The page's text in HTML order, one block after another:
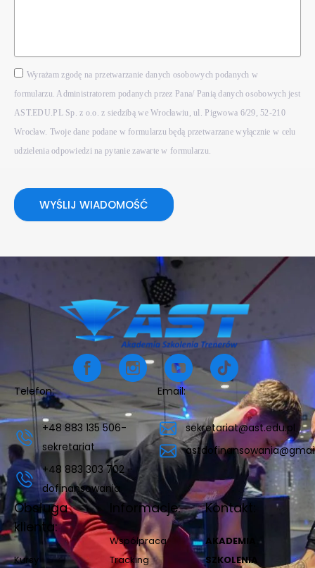
Wyrażam zgodę na przetwarzanie danych osobowych podanych w
formularzu. Administratorem podanych przez Pana/ Panią danych osobowych jest
AST.EDU.PL Sp. z o.o. z siedzibą we Wrocławiu, ul. Pigwowa 6/29, 52-210
Wrocław. Twoje dane podane w formularzu będą przetwarzane wyłącznie w celu
udzielenia odpowiedzi na pytanie zawarte w formularzu.
WYŚLIJ WIADOMOŚĆ
Telefon:
+48 883 135 506-
sekretariat
+48 883 303 702 -
dofinansowania
Email:
sekretariat@ast.edu.pl
Obsługa
klienta:
Kursy
Informacje:
Współpraca
Tracking
Kontakt:
AKADEMIA
SZKOLENIA